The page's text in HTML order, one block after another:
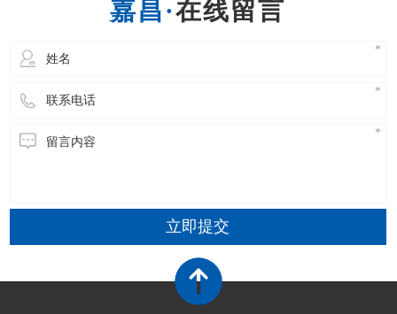
度左右，温度可以自由调节，温度非常的均匀，
在线留言
立即提交